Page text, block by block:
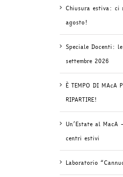
Chiusura estiva: ci
agosto!
Speciale Docenti:
settembre 2026
È TEMPO DI MAcA
RIPARTIRE!
Un’Estate al MacA
centri estivi
Laboratorio